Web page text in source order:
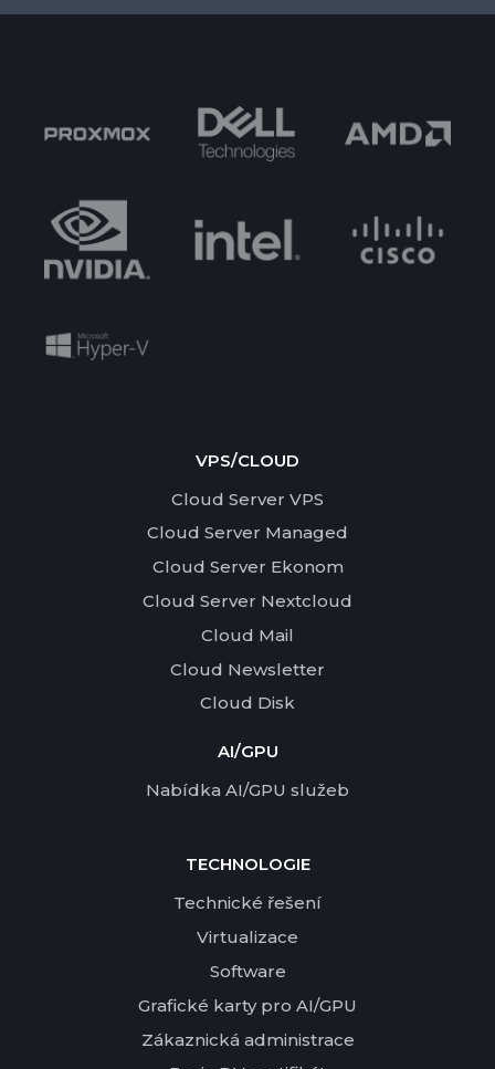
VPS/CLOUD
Cloud Server VPS
Cloud Server Managed
Cloud Server Ekonom
Cloud Server Nextcloud
Cloud Mail
Cloud Newsletter
Cloud Disk
AI/GPU
Nabídka AI/GPU služeb
TECHNOLOGIE
Technické řešení
Virtualizace
Software
Grafické karty pro AI/GPU
Zákaznická administrace